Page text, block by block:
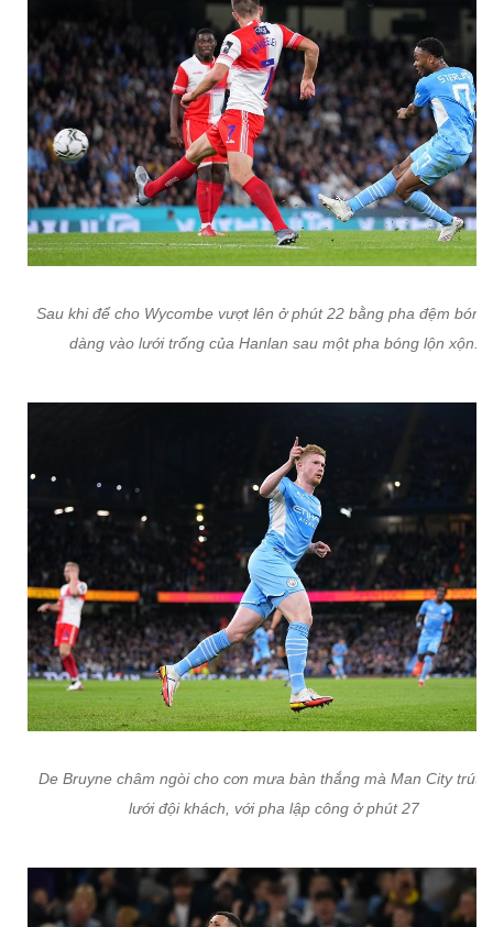
Sau khi để cho Wycombe vượt lên ở phút 22 bằng pha đệm bóng
dàng vào lưới trống của Hanlan sau một pha bóng lộn xộn.
De Bruyne châm ngòi cho cơn mưa bàn thắng mà Man City trút
lưới đội khách, với pha lập công ở phút 27